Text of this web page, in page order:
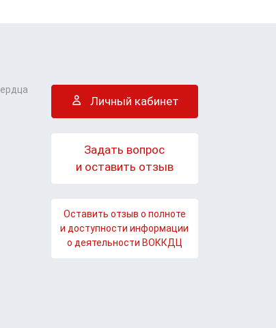
Личный кабинет
Задать вопрос
и оставить отзыв
Оставить отзыв о полноте
и доступности информации
о деятельности ВОККДЦ